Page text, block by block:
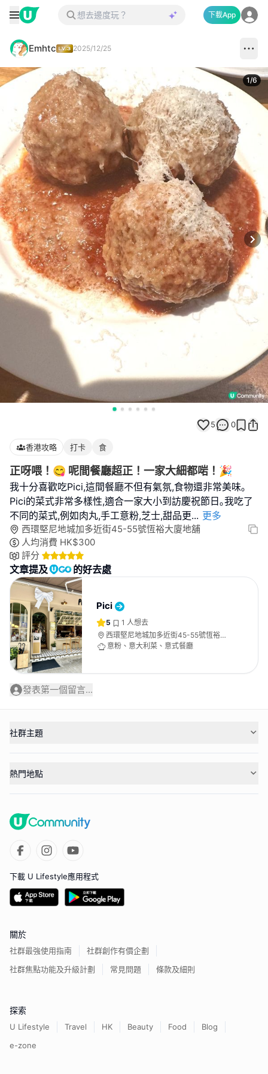
下載App
Emhtc 2025/12/25
1/6
5 0
香港攻略 打卡 食
正呀喂！😋 呢間餐廳超正！一家大細都啱！🎉
我十分喜歡吃Pici,這間餐廳不但有氣氛,食物還非常美味｡
Pici的菜式非常多樣性,適合一家大小到訪慶祝節日｡我吃了
不同的菜式,例如肉丸,手工意粉,芝士,甜品更... 更多
西環堅尼地城加多近街45-55號恆裕大廈地舖
人均消費 HK$300
評分
文章提及 的好去處
Pici
5 1 人想去
西環堅尼地城加多近街45-55號恆裕大
廈地舖
意粉、意大利菜、意式餐廳
發表第一個留言...
社群主題
熱門地點
下載 U Lifestyle應用程式
關於
社群最強使用指南
社群創作有價企劃
社群焦點功能及升級計劃
常見問題 條款及細則
探索
U Lifestyle Travel HK Beauty Food
Blog
e-zone